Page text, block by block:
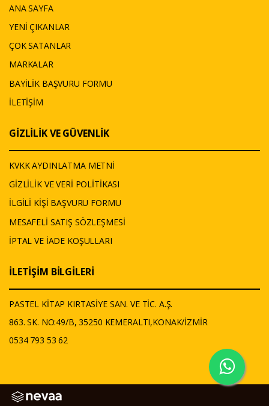
ANA SAYFA
YENİ ÇIKANLAR
ÇOK SATANLAR
MARKALAR
BAYİLİK BAŞVURU FORMU
İLETİŞİM
GİZLİLİK VE GÜVENLİK
KVKK AYDINLATMA METNİ
GİZLİLİK VE VERİ POLİTİKASI
İLGİLİ KİŞİ BAŞVURU FORMU
MESAFELİ SATIŞ SÖZLEŞMESİ
İPTAL VE İADE KOŞULLARI
İLETİŞİM BİLGİLERİ
PASTEL KİTAP KIRTASİYE SAN. VE TİC. A.Ş.
863. SK. NO:49/B, 35250 KEMERALTI,KONAK/İZMİR
0534 793 53 62